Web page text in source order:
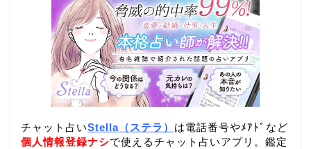
チャット占いStella（ステラ） は電話番号やﾒｱﾄﾞなど
個人情報登録ナシで使えるチャット占いアプリ。鑑定